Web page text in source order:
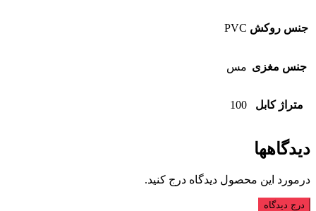
جنس روکش PVC
جنس مغزی مس
متراژ کابل 100
دیدگاهها
درمورد این محصول دیدگاه درج کنید.
درج دیدگاه